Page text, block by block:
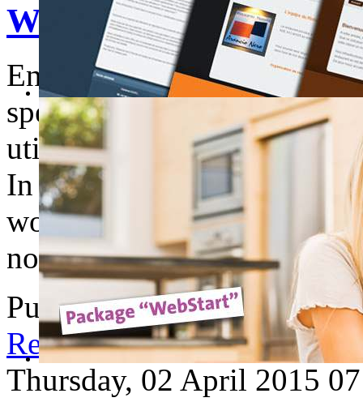
WebBuzz du 05/01/
En Inde, les conducteurs
spéciale ... Que fait on
utiliser le klaxon mais ne
In India, train drivers must
would you do when
not drive slow ...
Published in Webbuzz
Read more...
Thursday, 02 April 2015